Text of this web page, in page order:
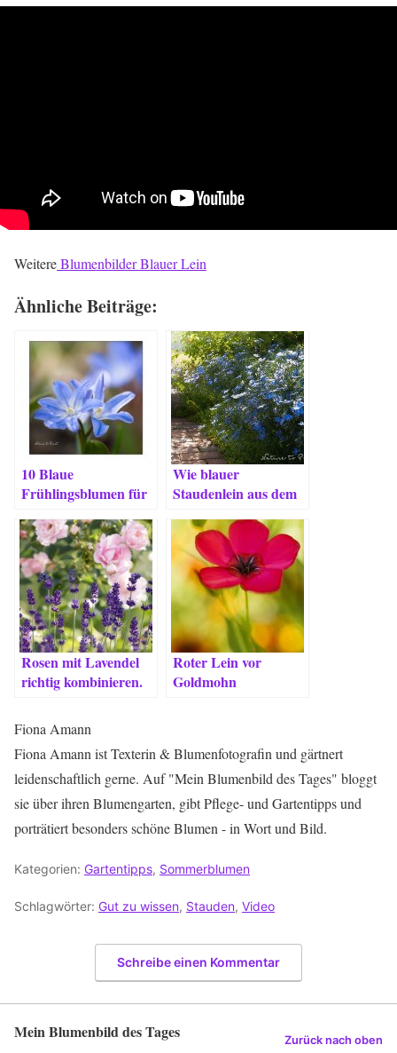
WeitereBlumenbilder Blauer Lein
Ähnliche Beiträge:
10 Blaue
Frühlingsblumen für
& Liebhaber
Wie blauer
Staudenlein aus dem
kam
Rosen mit Lavendel
richtig kombinieren.
Roter Lein vor
Goldmohn
Fiona Amann
Fiona Amann ist Texterin & Blumenfotografin und gärtnert
leidenschaftlich gerne. Auf "Mein Blumenbild des Tages" bloggt
sie über ihren Blumengarten, gibt Pflege- und Gartentipps und
porträtiert besonders schöne Blumen - in Wort und Bild.
Kategorien: Gartentipps, Sommerblumen
Schlagwörter: Gut zu wissen, Stauden, Video
Schreibe einen Kommentar
Mein Blumenbild des Tages Zurück nach oben